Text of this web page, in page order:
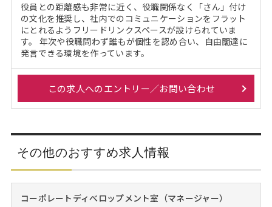
役員との距離感も非常に近く、役職関係なく「さん」付け
の文化を推奨し、社内でのコミュニケーションをフラット
にとれるようフリードリンクスペースが設けられていま
す。 年次や役職問わず誰もが個性を認め合い、自由闊達に
発言できる環境を作っています。
この求人へのエントリー／お問い合わせ
その他のおすすめ求人情報
コーポレートディべロップメント室（マネージャー）